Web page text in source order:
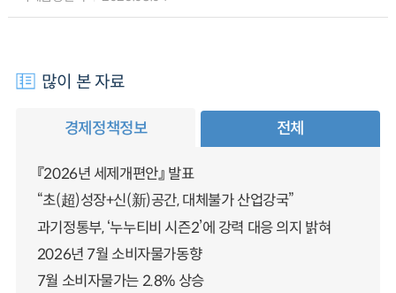
많이 본 자료
경제정책정보 전체
『2026년 세제개편안』 발표
“초(超)성장+신(新)공간, 대체불가 산업강국”
과기정통부, ‘누누티비 시즌2’에 강력 대응 의지 밝혀
2026년 7월 소비자물가동향
7월 소비자물가는 2.8% 상승